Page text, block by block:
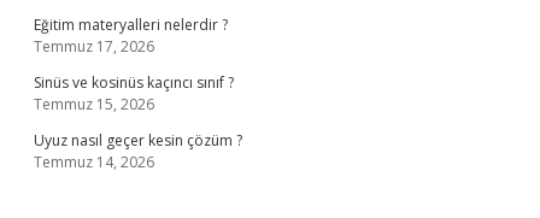
Eğitim materyalleri nelerdir ?
Temmuz 17, 2026
Sinüs ve kosinüs kaçıncı sınıf ?
Temmuz 15, 2026
Uyuz nasıl geçer kesin çözüm ?
Temmuz 14, 2026